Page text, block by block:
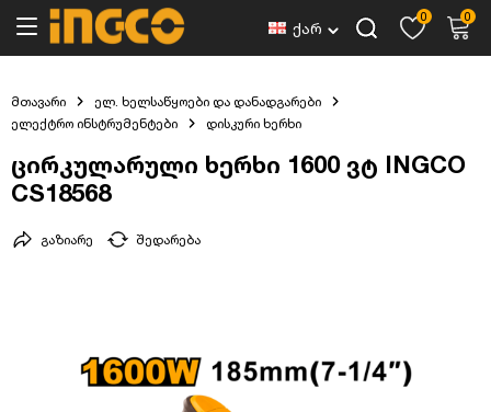
ქარ
0 0
მთავარი
ელ. ხელსაწყოები და დანადგარები
ელექტრო ინსტრუმენტები
დისკური ხერხი
ცირკულარული ხერხი 1600 ვტ INGCO
CS18568
შედარება
გაზიარე